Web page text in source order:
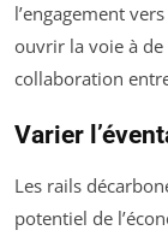
l’engagement
ouvrir la voie à
collaboration
Varier
Les rails
potentiel de